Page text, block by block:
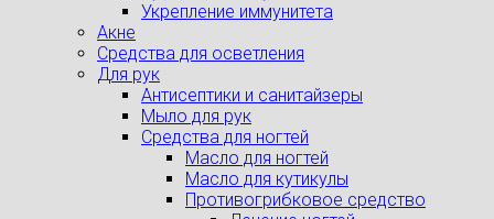
Укрепление иммунитета
Акне
Средства для осветления
Для рук
Антисептики и санитайзеры
Мыло для рук
Средства для ногтей
Масло для ногтей
Масло для кутикулы
Противогрибковое средство